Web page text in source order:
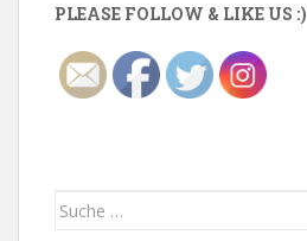
PLEASE FOLLOW & LIKE US :)
Suche